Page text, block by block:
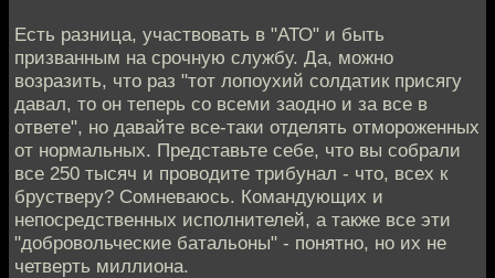
Есть разница, участвовать в "АТО" и быть
призванным на срочную службу. Да, можно
возразить, что раз "тот лопоухий солдатик присягу
давал, то он теперь со всеми заодно и за все в
ответе", но давайте все-таки отделять отмороженных
от нормальных. Представьте себе, что вы собрали
все 250 тысяч и проводите трибунал - что, всех к
брустверу? Сомневаюсь. Командующих и
непосредственных исполнителей, а также все эти
"добровольческие батальоны" - понятно, но их не
четверть миллиона.